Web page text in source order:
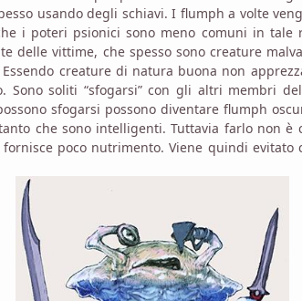
usando degli schiavi. I flumph a volte
i poteri psionici sono meno comuni in tale
delle vittime, che spesso sono creature
creature di natura buona non
Sono soliti “sfogarsi” con gli altri membri
sfogarsi possono diventare flumph
che sono intelligenti. Tuttavia farlo non è
poco nutrimento. Viene quindi evitato